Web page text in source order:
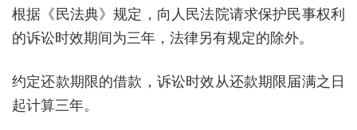
根据《民法典》规定，向人民法院请求保护民事权利
的诉讼时效期间为三年，法律另有规定的除外。
约定还款期限的借款，诉讼时效从还款期限届满之日
起计算三年。